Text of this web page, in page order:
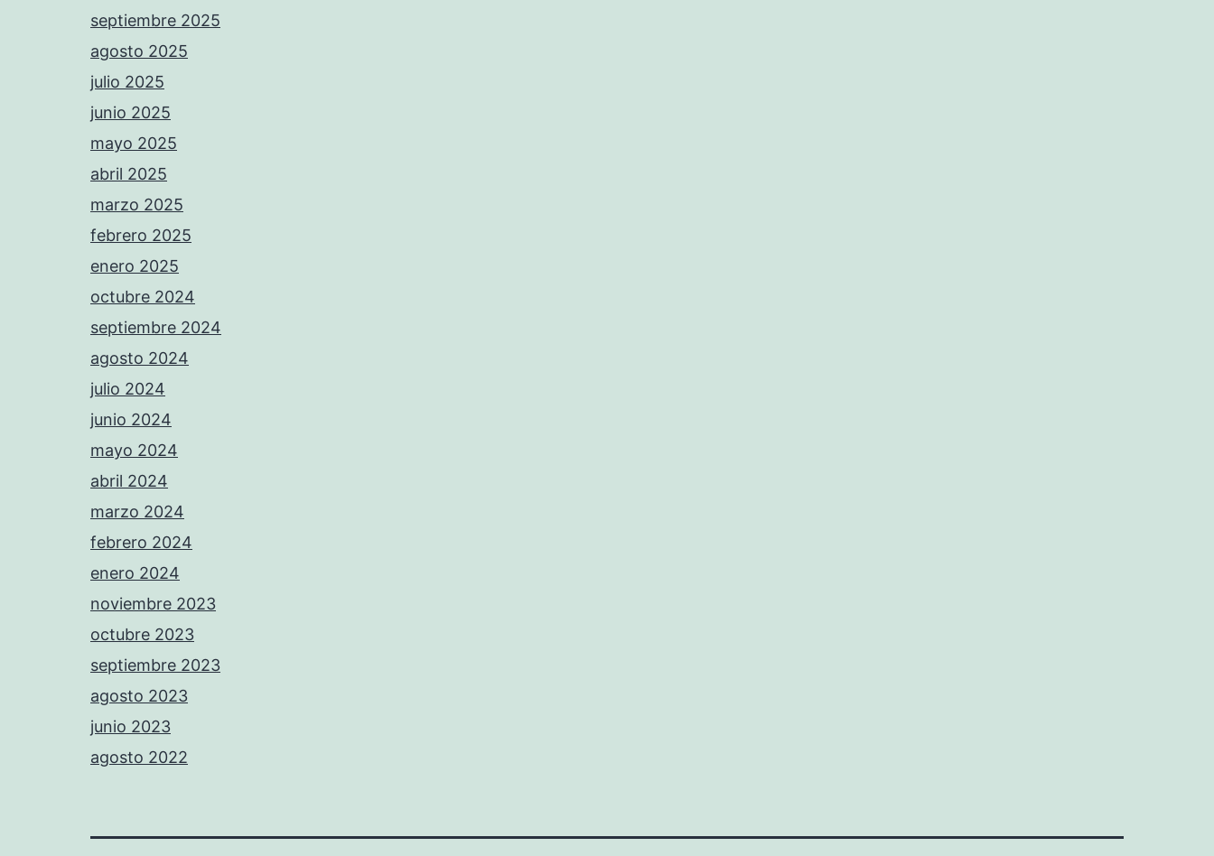
septiembre 2025
agosto 2025
julio 2025
junio 2025
mayo 2025
abril 2025
marzo 2025
febrero 2025
enero 2025
octubre 2024
septiembre 2024
agosto 2024
julio 2024
junio 2024
mayo 2024
abril 2024
marzo 2024
febrero 2024
enero 2024
noviembre 2023
octubre 2023
septiembre 2023
agosto 2023
junio 2023
agosto 2022